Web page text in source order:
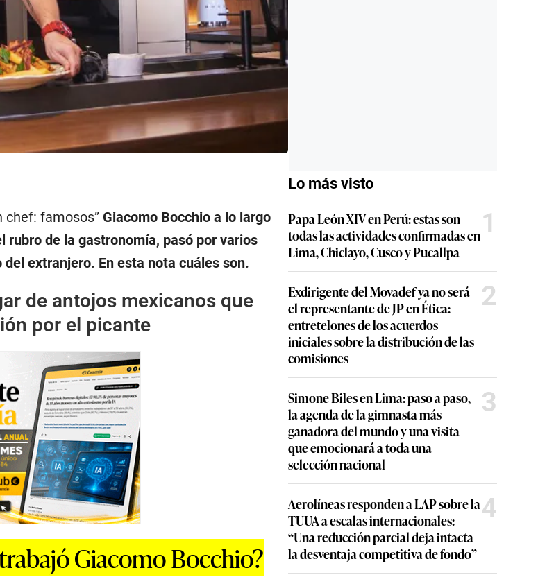
chef: famosos” Giacomo Bocchio a lo largo
rubro de la gastronomía, pasó por varios
extranjero. En esta nota cuáles son.
de antojos mexicanos que
por el picante
Giacomo Bocchio?
Lo más visto
Papa León XIV en Perú: estas son
todas las actividades confirmadas en
Lima, Chiclayo, Cusco y Pucallpa
1
Exdirigente del Movadef ya no será
el representante de JP en Ética:
entretelones de los acuerdos
iniciales sobre la distribución de las
comisiones
2
Simone Biles en Lima: paso a paso,
la agenda de la gimnasta más
ganadora del mundo y una visita
que emocionará a toda una
selección nacional
3
Aerolíneas responden a LAP sobre la
TUUA a escalas internacionales:
“Una reducción parcial deja intacta
la desventaja competitiva de fondo”
4